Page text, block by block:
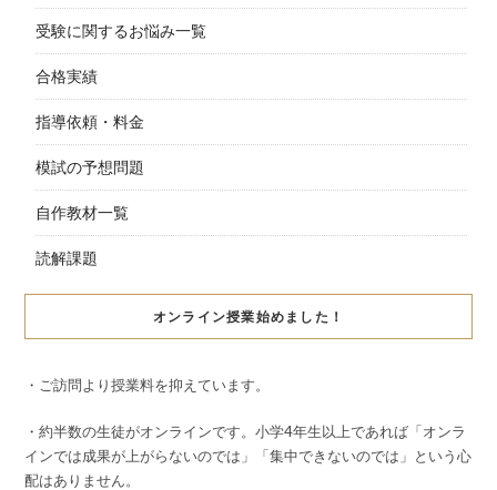
受験に関するお悩み一覧
合格実績
指導依頼・料金
模試の予想問題
自作教材一覧
読解課題
オンライン授業始めました！
・ご訪問より授業料を抑えています。
・約半数の生徒がオンラインです。小学4年生以上であれば「オンラ
インでは成果が上がらないのでは」「集中できないのでは」という心
配はありません。